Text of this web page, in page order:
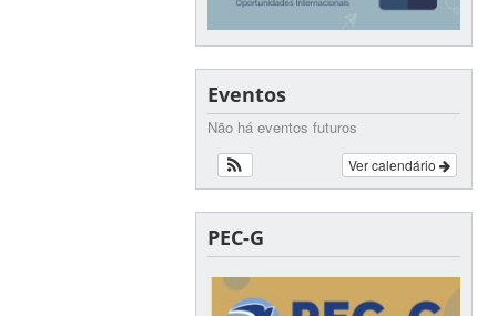
Eventos
Não há eventos futuros
Ver calendário
PEC-G